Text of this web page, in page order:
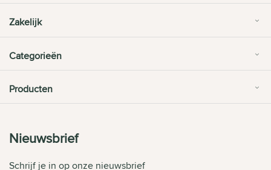
Zakelijk
Categorieën
Producten
Nieuwsbrief
Schrijf je in op onze nieuwsbrief